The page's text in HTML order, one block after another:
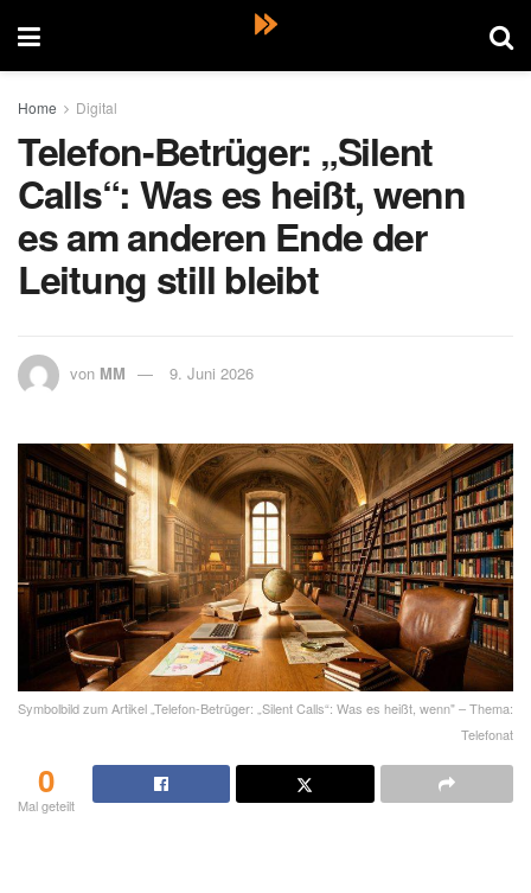
Home Digital
Telefon-Betrüger: „Silent
Calls“: Was es heißt, wenn
es am anderen Ende der
Leitung still bleibt
von MM 9. Juni 2026
Symbolbild zum Artikel „Telefon-Betrüger: „Silent Calls“: Was es heißt, wenn" – Thema:
Telefonat
0
Mal geteilt